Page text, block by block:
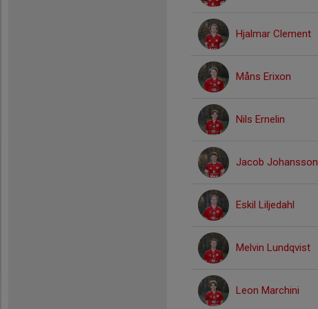
Hjalmar Clement
Måns Erixon
Nils Ernelin
Jacob Johansson
Eskil Liljedahl
Melvin Lundqvist
Leon Marchini